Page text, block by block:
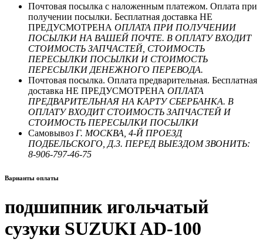
Почтовая посылка с наложенным платежом. Оплата при
получении посылки. Бесплатная доставка НЕ
ПРЕДУСМОТРЕНА ОПЛАТА ПРИ ПОЛУЧЕНИИ
ПОСЫЛКИ НА ВАШЕЙ ПОЧТЕ. В ОПЛАТУ ВХОДИТ
СТОИМОСТЬ ЗАПЧАСТЕЙ, СТОИМОСТЬ
ПЕРЕСЫЛКИ ПОСЫЛКИ И СТОИМОСТЬ
ПЕРЕСЫЛКИ ДЕНЕЖНОГО ПЕРЕВОДА.
Почтовая посылка. Оплата предварительная. Бесплатная
доставка НЕ ПРЕДУСМОТРЕНА ОПЛАТА
ПРЕДВАРИТЕЛЬНАЯ НА КАРТУ СБЕРБАНКА. В
ОПЛАТУ ВХОДИТ СТОИМОСТЬ ЗАПЧАСТЕЙ И
СТОИМОСТЬ ПЕРЕСЫЛКИ ПОСЫЛКИ
Самовывоз Г. МОСКВА, 4-Й ПРОЕЗД
ПОДБЕЛЬСКОГО, Д.3. ПЕРЕД ВЫЕЗДОМ ЗВОНИТЬ:
8-906-797-46-75
Варианты оплаты
подшипник игольчатый
сузуки SUZUKI AD-100